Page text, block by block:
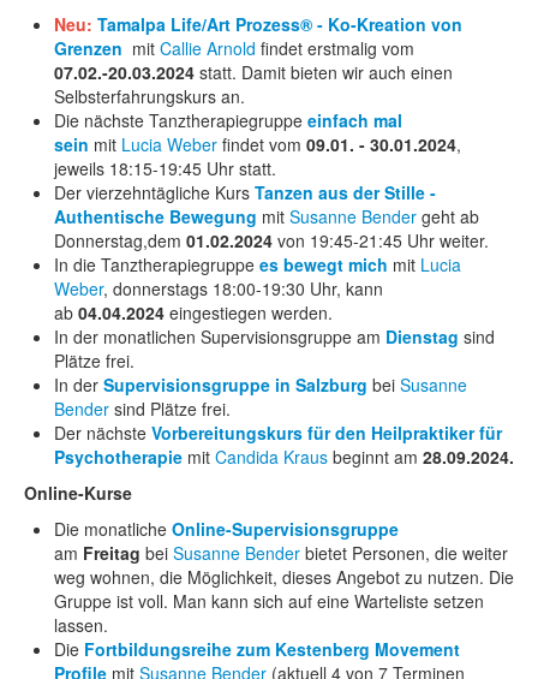
Neu: Tamalpa Life/Art Prozess® - Ko-Kreation von
Grenzen mit Callie Arnold findet erstmalig vom
07.02.-20.03.2024 statt. Damit bieten wir auch einen
Selbsterfahrungskurs an.
Die nächste Tanztherapiegruppe einfach mal
sein mit Lucia Weber findet vom 09.01. - 30.01.2024,
jeweils 18:15-19:45 Uhr statt.
Der vierzehntägliche Kurs Tanzen aus der Stille -
Authentische Bewegung mit Susanne Bender geht ab
Donnerstag,dem 01.02.2024 von 19:45-21:45 Uhr weiter.
In die Tanztherapiegruppe es bewegt mich mit Lucia
Weber, donnerstags 18:00-19:30 Uhr, kann
ab 04.04.2024 eingestiegen werden.
In der monatlichen Supervisionsgruppe am Dienstag sind
Plätze frei.
In der Supervisionsgruppe in Salzburg bei Susanne
Bender sind Plätze frei.
Der nächste Vorbereitungskurs für den Heilpraktiker für
Psychotherapie mit Candida Kraus beginnt am 28.09.2024.
Online-Kurse
Die monatliche Online-Supervisionsgruppe
am Freitag bei Susanne Bender bietet Personen, die weiter
weg wohnen, die Möglichkeit, dieses Angebot zu nutzen. Die
Gruppe ist voll. Man kann sich auf eine Warteliste setzen
lassen.
Die Fortbildungsreihe zum Kestenberg Movement
Profile mit Susanne Bender (aktuell 4 von 7 Terminen